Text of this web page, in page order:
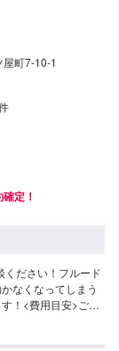
町7-10-1
定！
ください！フルード
なくなってしまう
！<費用目安>ご来